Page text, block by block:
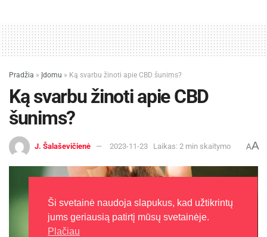
Pradžia » Įdomu » Ką svarbu žinoti apie CBD šunims?
Ką svarbu žinoti apie CBD
šunims?
J. Šalaševičienė 2023-11-23 Laikas: 2 min skaitymo AA
Ši svetainė naudoja slapukus, kad užtikrintų
jums geriausią patirtį mūsų svetainėje.
Plačiau